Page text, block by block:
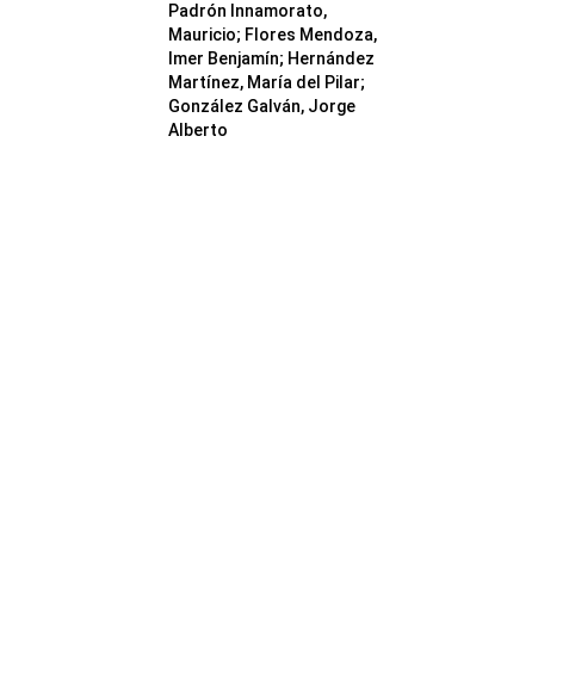
Padrón Innamorato,
Mauricio; Flores Mendoza,
Imer Benjamín; Hernández
Martínez, María del Pilar;
González Galván, Jorge
Alberto